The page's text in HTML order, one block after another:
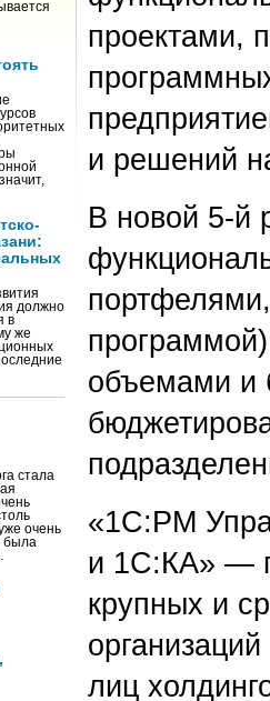
должно
в
же
стала
очень
была
проектами,
и решений
В новой 5-й
объемами и
«1С:PM
и 1С:КА» —
крупных и
лиц